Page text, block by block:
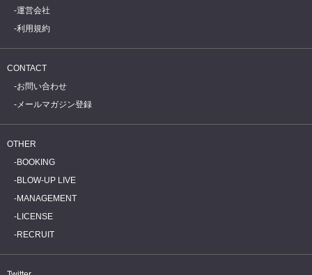
運営会社
利用規約
CONTACT
お問い合わせ
メールマガジン登録
OTHER
BOOKING
BLOW-UP LIVE
MANAGEMENT
LICENSE
RECRUIT